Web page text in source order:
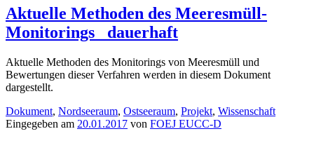
Aktuelle Methoden des Meeresmüll-
Monitorings dauerhaft
Aktuelle Methoden des Monitorings von Meeresmüll und
Bewertungen dieser Verfahren werden in diesem Dokument
dargestellt.
Dokument, Nordseeraum, Ostseeraum, Projekt, Wissenschaft
Eingegeben am 20.01.2017 von FOEJ EUCC-D